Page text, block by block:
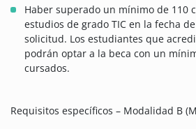
Haber superado un mínimo de 110
estudios de grado TIC en la fecha
solicitud. Los estudiantes que
podrán optar a la beca con un
cursados.
Requisitos específicos – Modalidad B